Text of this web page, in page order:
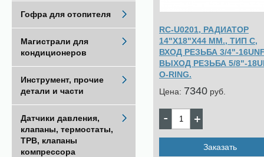
RC-U0201, РАДИАТОР
14"Х18"Х44 ММ., ТИП С,
ВХОД РЕЗЬБА 3/4"-
ВЫХОД РЕЗЬБА 5/8"-
O-RING.
Цена: 7340 pуб.
Заказать
Гофра для отопителя
Магистрали для
кондиционеров
Инструмент, прочие
детали и части
Датчики давления,
клапаны, термостаты,
ТРВ, клапаны
компрессора